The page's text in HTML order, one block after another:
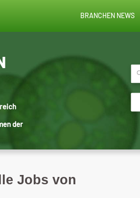
BRANCHEN NEWS
der
Jobs von